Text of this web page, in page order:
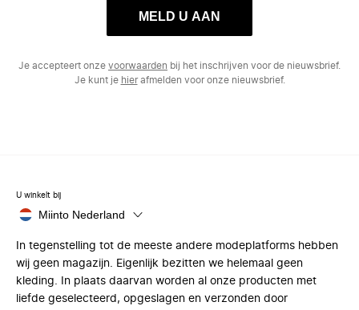
MELD U AAN
Je accepteert onze voorwaarden bij het inschrijven voor de nieuwsbrief.
Je kunt je hierafmelden voor onze nieuwsbrief.
U winkelt bij
Miinto Nederland
In tegenstelling tot de meeste andere modeplatforms hebben
wij geen magazijn. Eigenlijk bezitten we helemaal geen
kleding. In plaats daarvan worden al onze producten met
liefde geselecteerd, opgeslagen en verzonden door